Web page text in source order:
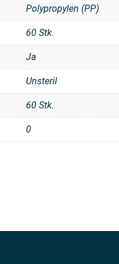
Polypropylen (PP)
60 Stk.
Ja
Unsteril
60 Stk.
0